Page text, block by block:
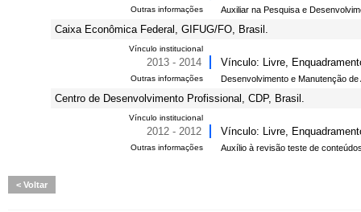
Outras informações Auxiliar na Pesquisa e
Caixa Econômica Federal, GIFUG/FO, Brasil.
Vínculo institucional
2013 - 2014 Vínculo: Livre,
Outras informações Desenvolvimento e Manutenção
Centro de Desenvolvimento Profissional, CDP, Brasil.
Vínculo institucional
2012 - 2012 Vínculo: Livre,
Outras informações Auxílio à revisão teste de
Voltar